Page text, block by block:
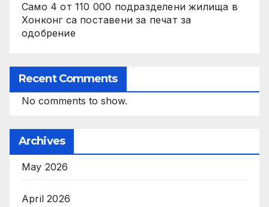
Само 4 от 110 000 подразделени жилища в
Хонконг са поставени за печат за
одобрение
Recent Comments
No comments to show.
Archives
May 2026
April 2026